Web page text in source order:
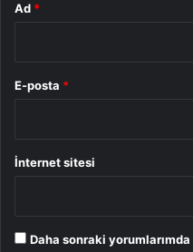
Ad *
E-posta *
İnternet sitesi
Daha sonraki